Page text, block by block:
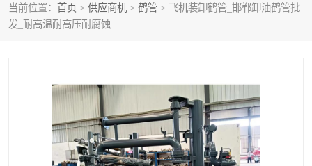
当前位置： 首页 > 供应商机 > 鹤管 > 飞机装卸鹤管_邯郸卸油鹤管批
发_耐高温耐高压耐腐蚀